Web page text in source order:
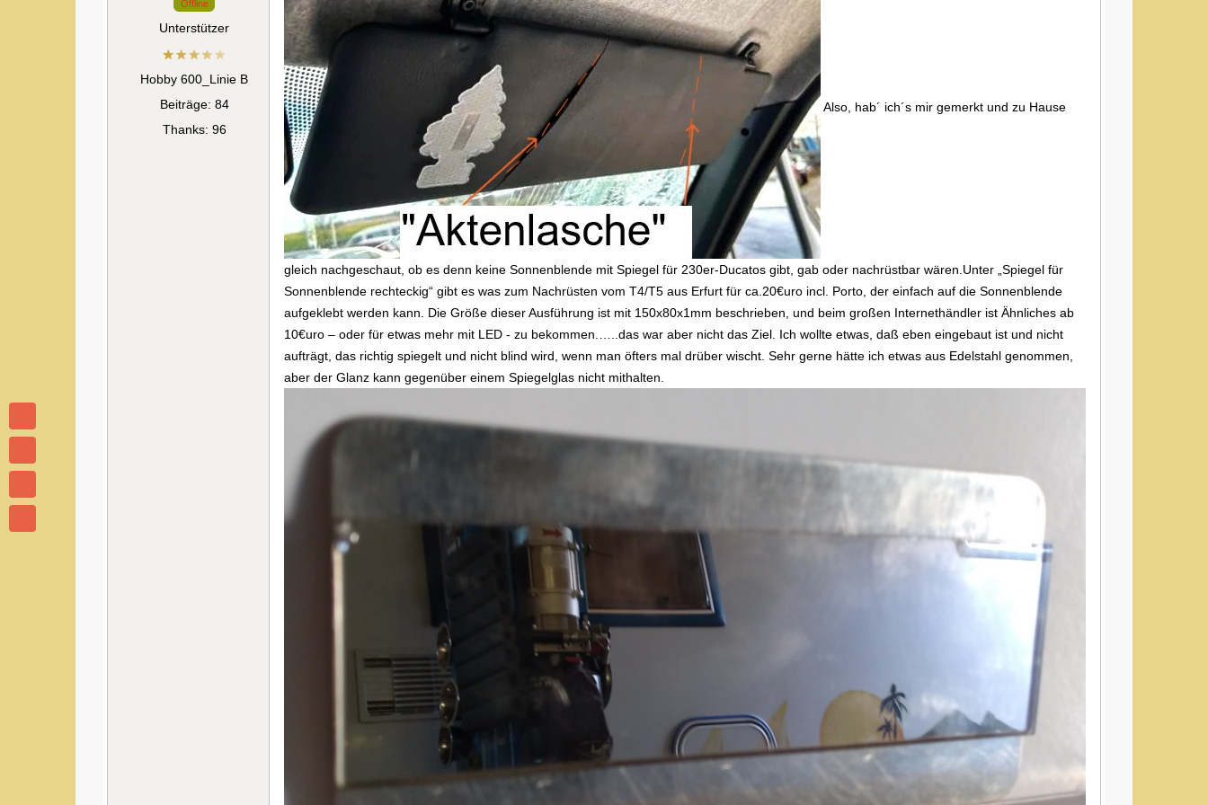
Offline
Unterstützer
Hobby 600_Linie B
Beiträge: 84
Thanks: 96
Also, hab´ ich´s mir gemerkt und zu Hause
gleich nachgeschaut, ob es denn keine Sonnenblende mit Spiegel für 230er-Ducatos gibt, gab oder nachrüstbar wären.Unter „Spiegel für
Sonnenblende rechteckig“ gibt es was zum Nachrüsten vom T4/T5 aus Erfurt für ca.20€uro incl. Porto, der einfach auf die Sonnenblende
aufgeklebt werden kann. Die Größe dieser Ausführung ist mit 150x80x1mm beschrieben, und beim großen Internethändler ist Ähnliches ab
10€uro – oder für etwas mehr mit LED - zu bekommen.…..das war aber nicht das Ziel. Ich wollte etwas, daß eben eingebaut ist und nicht
aufträgt, das richtig spiegelt und nicht blind wird, wenn man öfters mal drüber wischt. Sehr gerne hätte ich etwas aus Edelstahl genommen,
aber der Glanz kann gegenüber einem Spiegelglas nicht mithalten.